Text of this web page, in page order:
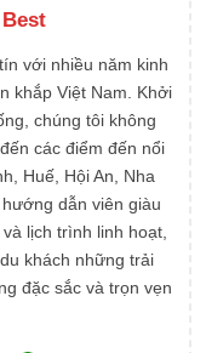
với nhiều năm kinh
khắp Việt Nam. Khởi
chúng tôi không
các điểm đến nổi
Huế, Hội An, Nha
dẫn viên giàu
lịch trình linh hoạt,
khách những trải
đặc sắc và trọn vẹn